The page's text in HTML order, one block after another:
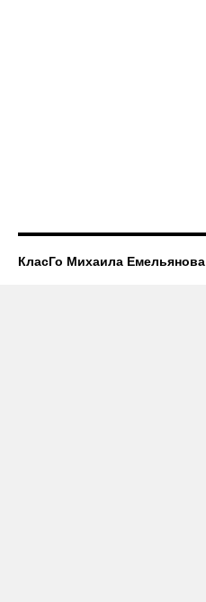
КласГо Михаила Емельянова